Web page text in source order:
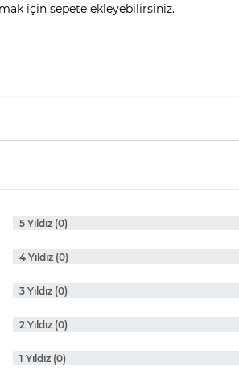
için sepete ekleyebilirsiniz.
5 Yıldız (0)
4 Yıldız (0)
3 Yıldız (0)
2 Yıldız (0)
1 Yıldız (0)